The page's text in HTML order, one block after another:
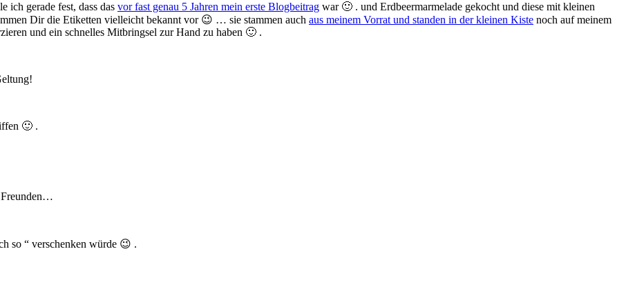
ich gerade fest, dass das vor fast genau 5 Jahren mein erste Blogbeitrag war 🙂 . und Erdbeermarmelade gekocht und diese mit kleinen
Dir die Etiketten vielleicht bekannt vor 😉 … sie stammen auch aus meinem Vorrat und standen in der kleinen Kiste noch auf meinem
und ein schnelles Mitbringsel zur Hand zu haben 🙂 .
🙂 .
Freunden…
so “ verschenken würde 😉 .